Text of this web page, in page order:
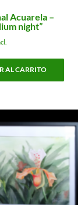
Acuarela –
night”
AL CARRITO